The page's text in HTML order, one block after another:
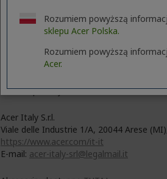
New Taipei City 221
Acer Italy S.r.l.
Viale delle Industrie 1/A, 20044 Arese
https://www.acer.com/it-it
E-mail: acer-italy-srl@legalmail.it
Rozumiem powyższą
sklepu Acer Polska.
Rozumiem powyższą
Acer.